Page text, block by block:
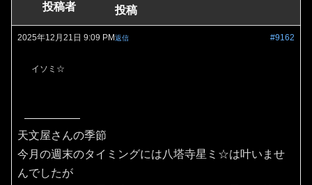
投稿者 投稿
2025年12月21日 9:09 PM #9162
返信
イソミ☆
天文屋さんの季節
今月の週末のタイミングには八塔寺星ミ☆は叶いませ
んでしたが